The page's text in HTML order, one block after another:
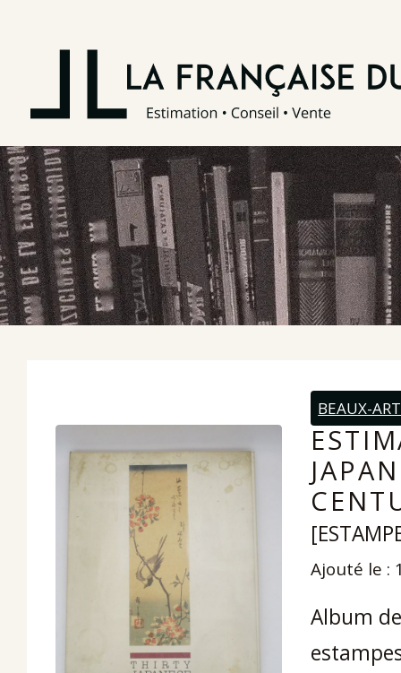
BEAUX-
Ajouté le :
Album